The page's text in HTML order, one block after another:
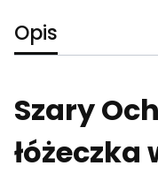
Opis
Szary
łóżeczka